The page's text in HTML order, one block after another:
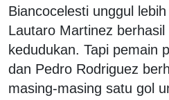
Biancocelesti unggul
Lautaro Martinez
kedudukan. Tapi pemain
dan Pedro Rodriguez
masing-masing satu gol